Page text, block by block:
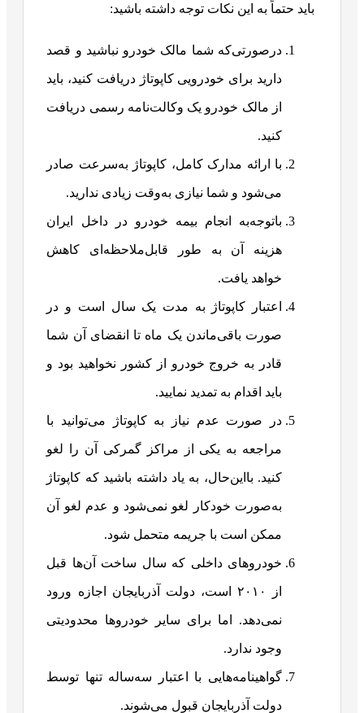
باید حتماً به این نکات توجه داشته باشید:
درصورتی‌که شما مالک خودرو نباشید و قصد
دارید برای خودرویی کاپوتاژ دریافت کنید، باید
از مالک خودرو یک وکالت‌نامه رسمی دریافت
کنید.
با ارائه مدارک کامل، کاپوتاژ به‌سرعت صادر
می‌شود و شما نیازی به‌وقت زیادی ندارید.
باتوجه‌به انجام بیمه خودرو در داخل ایران
هزینه آن به طور قابل‌ملاحظه‌ای کاهش
خواهد یافت.
اعتبار کاپوتاژ به مدت یک سال است و در
صورت باقی‌ماندن یک ماه تا انقضای آن شما
قادر به خروج خودرو از کشور نخواهید بود و
باید اقدام به تمدید نمایید.
در صورت عدم نیاز به کاپوتاژ می‌توانید با
مراجعه به یکی از مراکز گمرکی آن را لغو
کنید. بااین‌حال، به یاد داشته باشید که کاپوتاژ
به‌صورت خودکار لغو نمی‌شود و عدم لغو آن
ممکن است با جریمه متحمل شود.
خودروهای داخلی که سال ساخت آن‌ها قبل
از ۲۰۱۰ است، دولت آذربایجان اجازه ورود
نمی‌دهد. اما برای سایر خودروها محدودیتی
وجود ندارد.
گواهینامه‌هایی با اعتبار سه‌ساله تنها توسط
دولت آذربایجان قبول می‌شوند.